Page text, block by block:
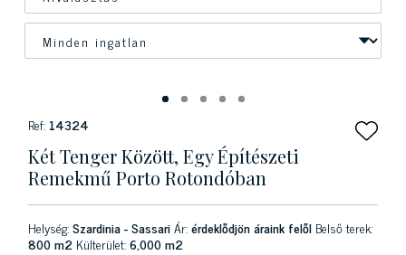
Ref: 14324
Két Tenger Között, Egy Építészeti
Remekmű Porto Rotondóban
Helység:Szardinia - SassariÁr:érdeklődjön áraink felől Belső terek:
800 m2 Külterület:6,000 m2